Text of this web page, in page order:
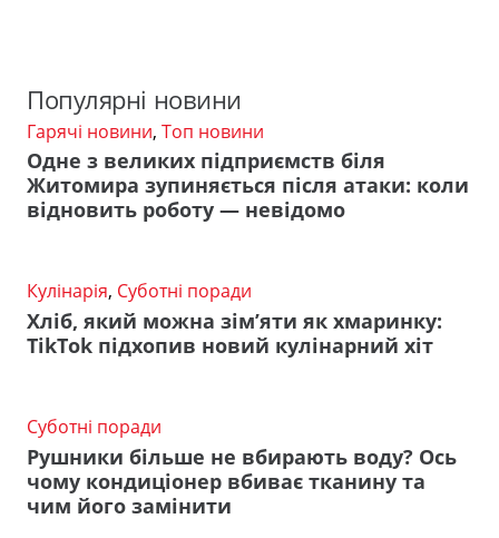
Популярні новини
Гарячі новини, Топ новини
Одне з великих підприємств біля
Житомира зупиняється після атаки: коли
відновить роботу — невідомо
Кулінарія, Суботні поради
Хліб, який можна зім’яти як хмаринку:
TikTok підхопив новий кулінарний хіт
Суботні поради
Рушники більше не вбирають воду? Ось
чому кондиціонер вбиває тканину та
чим його замінити